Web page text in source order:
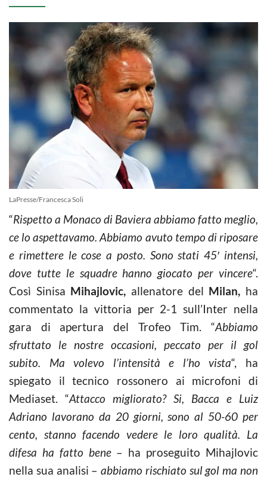
LaPresse/Francesca Soli
“Rispetto a Monaco di Baviera abbiamo fatto meglio,
ce lo aspettavamo. Abbiamo avuto tempo di riposare
e rimettere le cose a posto. Sono stati 45′ intensi,
dove tutte le squadre hanno giocato per vincere“.
Così Sinisa Mihajlovic, allenatore del Milan, ha
commentato la vittoria per 2-1 sull’Inter nella
gara di apertura del Trofeo Tim. “Abbiamo
sfruttato le nostre occasioni, peccato per il gol
subito. Ma volevo l’intensità e l’ho vista“, ha
spiegato il tecnico rossonero ai microfoni di
Mediaset. “Attacco migliorato? Si, Bacca e Luiz
Adriano lavorano da 20 giorni, sono al 50-60 per
cento, stanno facendo vedere le loro qualità. La
difesa ha fatto bene– ha proseguito Mihajlovic
nella sua analisi –abbiamo rischiato sul gol ma non